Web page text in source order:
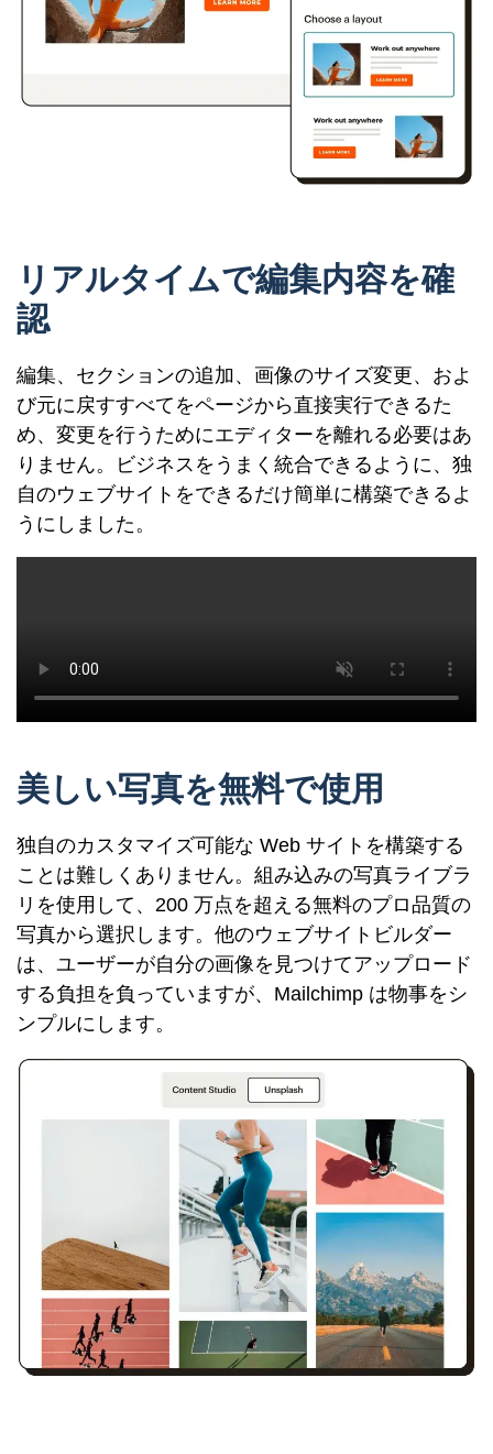
リアルタイムで編集内容を確
認
編集、セクションの追加、画像のサイズ変更、およ
び元に戻すすべてをページから直接実行できるた
め、変更を行うためにエディターを離れる必要はあ
りません。ビジネスをうまく統合できるように、独
自のウェブサイトをできるだけ簡単に構築できるよ
うにしました。
美しい写真を無料で使用
独自のカスタマイズ可能な Web サイトを構築する
ことは難しくありません。組み込みの写真ライブラ
リを使用して、200 万点を超える無料のプロ品質の
写真から選択します。他のウェブサイトビルダー
は、ユーザーが自分の画像を見つけてアップロード
する負担を負っていますが、Mailchimp は物事をシ
ンプルにします。